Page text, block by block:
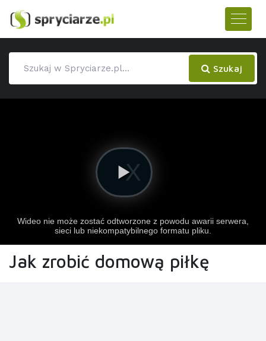
Szukaj
Jak zrobić domową piłkę